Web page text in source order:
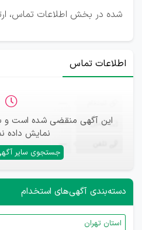
شده در بخش اطلاعات تماس،
اطلاعات تماس
این آگهی منقضی شده است و
نمایش داده
جستجوی سایر
ایمیل —
—
دسته‌بندی آگهی‌های استخدام
استان تهران